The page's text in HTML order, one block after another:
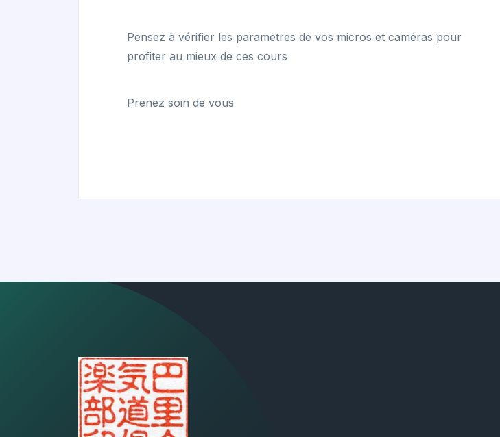
Pensez à vérifier les paramètres de vos micros et caméras pour
profiter au mieux de ces cours
Prenez soin de vous